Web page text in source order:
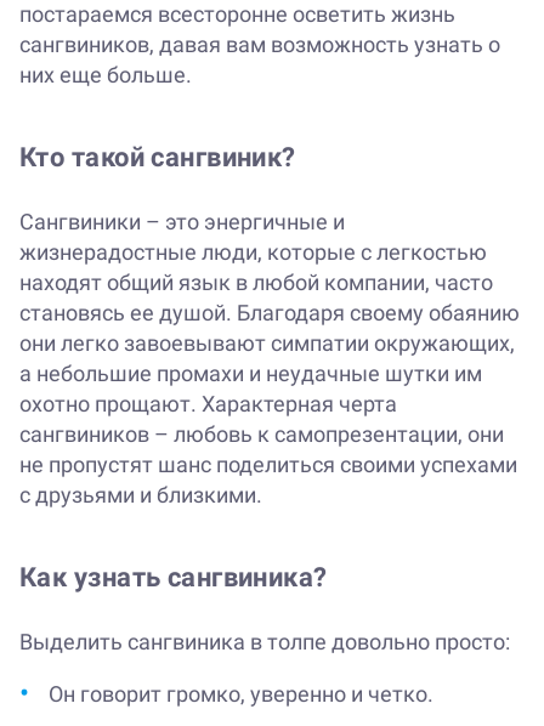
постараемся всесторонне осветить жизнь
сангвиников, давая вам возможность узнать о
них еще больше.
Кто такой сангвиник?
Сангвиники – это энергичные и
жизнерадостные люди, которые с легкостью
находят общий язык в любой компании, часто
становясь ее душой. Благодаря своему обаянию
они легко завоевывают симпатии окружающих,
а небольшие промахи и неудачные шутки им
охотно прощают. Характерная черта
сангвиников – любовь к самопрезентации, они
не пропустят шанс поделиться своими успехами
с друзьями и близкими.
Как узнать сангвиника?
Выделить сангвиника в толпе довольно просто:
Он говорит громко, уверенно и четко.